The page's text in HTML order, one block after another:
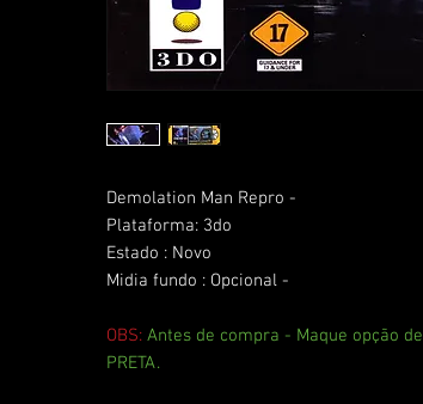
Demolation Man Repro -
Plataforma: 3do
Estado : Novo
Midia fundo : Opcional -
OBS: Antes de compra - Maque opção
PRETA.